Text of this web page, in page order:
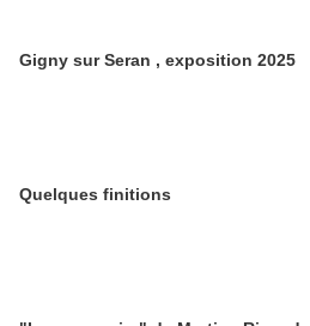
Gigny sur Seran , exposition 2025
Quelques finitions